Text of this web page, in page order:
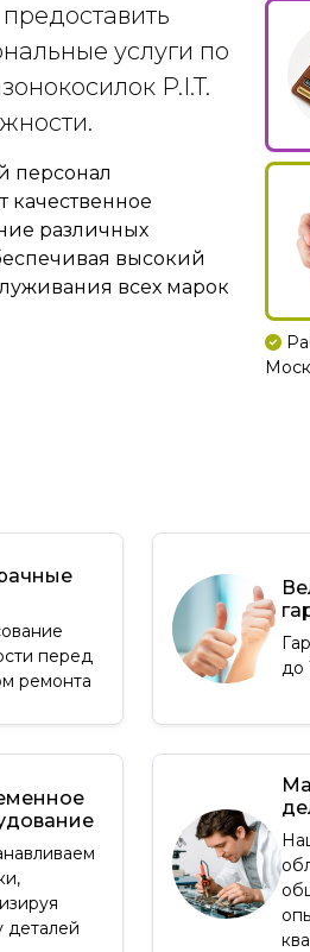
услуги по
P.I.T.
персонал
качественное
различных
высокий
всех марок
перед
ремонта
до
деталей